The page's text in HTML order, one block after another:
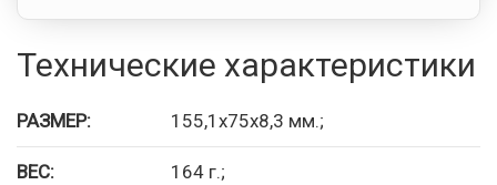
Технические характеристики
РАЗМЕР: 155,1x75x8,3 мм.;
ВЕС: 164 г.;